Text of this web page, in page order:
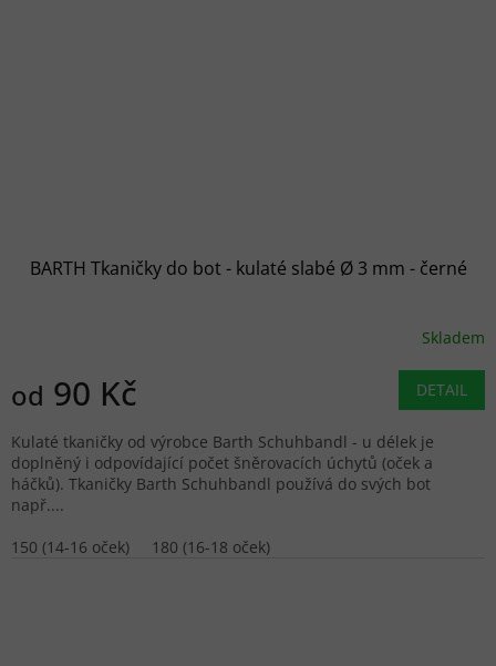
BARTH Tkaničky do bot - kulaté slabé Ø 3 mm - černé
Skladem
od 90 Kč DETAIL
Kulaté tkaničky od výrobce Barth Schuhbandl - u délek je
doplněný i odpovídající počet šněrovacích úchytů (oček a
háčků). Tkaničky Barth Schuhbandl používá do svých bot
např....
150 (14-16 oček)
180 (16-18 oček)